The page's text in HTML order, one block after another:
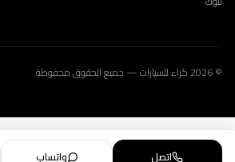
© 2026 كراء للسيارات — جميع الحقوق محفوظة
اتصل واتساب